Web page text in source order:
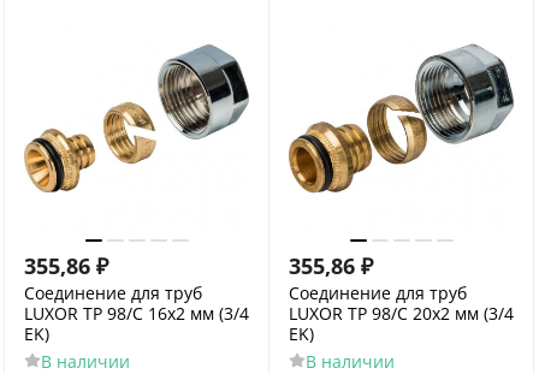
355,86 ₽
Соединение для труб
LUXOR TP 98/C 16x2 мм (3/4
EK)
В наличии
355,86 ₽
Соединение для труб
LUXOR TP 98/C 20x2 мм (3/4
EK)
В наличии